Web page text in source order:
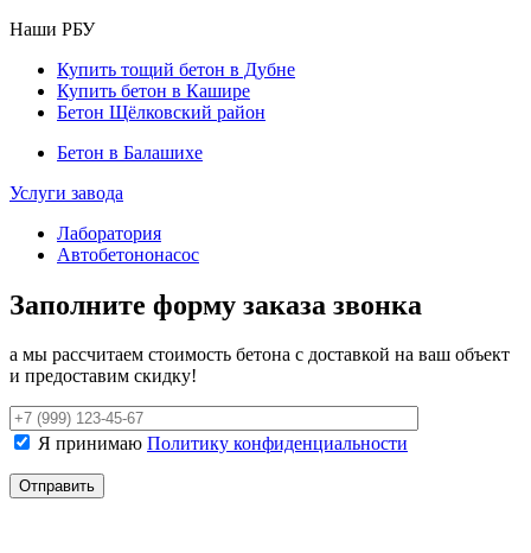
Наши РБУ
Купить тощий бетон в Дубне
Купить бетон в Кашире
Бетон Щёлковский район
Бетон в Балашихе
Услуги завода
Лаборатория
Автобетононасос
Заполните форму заказа звонка
а мы рассчитаем стоимость бетона с доставкой на ваш объект
и предоставим скидку!
Я принимаю Политику конфиденциальности